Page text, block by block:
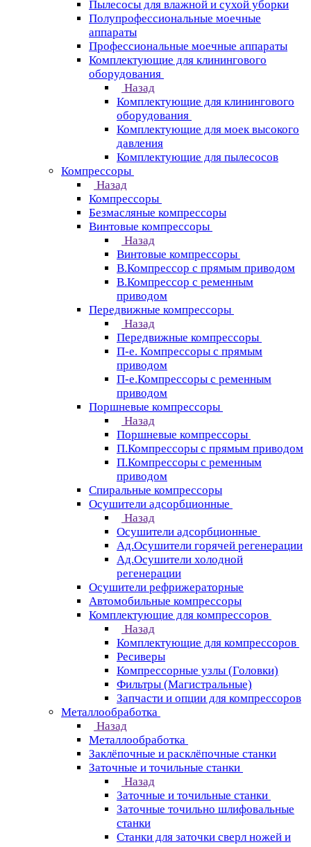
Пылесосы для влажной и сухой уборки
Полупрофессиональные моечные
аппараты
Профессиональные моечные аппараты
Комплектующие для клинингового
оборудования
Назад
Комплектующие для клинингового
оборудования
Комплектующие для моек высокого
давления
Комплектующие для пылесосов
Компрессоры
Назад
Компрессоры
Безмасляные компрессоры
Винтовые компрессоры
Назад
Винтовые компрессоры
В.Компрессор с прямым приводом
В.Компрессор с ременным
приводом
Передвижные компрессоры
Назад
Передвижные компрессоры
П-е. Компрессоры с прямым
приводом
П-е.Компрессоры с ременным
приводом
Поршневые компрессоры
Назад
Поршневые компрессоры
П.Компрессоры с прямым приводом
П.Компрессоры с ременным
приводом
Спиральные компрессоры
Осушители адсорбционные
Назад
Осушители адсорбционные
Ад.Осушители горячей регенерации
Ад.Осушители холодной
регенерации
Осушители рефрижераторные
Автомобильные компрессоры
Комплектующие для компрессоров
Назад
Комплектующие для компрессоров
Ресиверы
Компрессорные узлы (Головки)
Фильтры (Магистральные)
Запчасти и опции для компрессоров
Металлообработка
Назад
Металлообработка
Заклёпочные и расклёпочные станки
Заточные и точильные станки
Назад
Заточные и точильные станки
Заточные точильно шлифовальные
станки
Станки для заточки сверл ножей и